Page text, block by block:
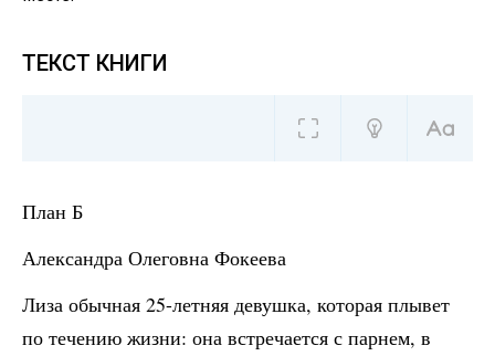
ТЕКСТ КНИГИ
План Б
Александра Олеговна Фокеева
Лиза обычная 25-летняя девушка, которая плывет
по течению жизни: она встречается с парнем, в